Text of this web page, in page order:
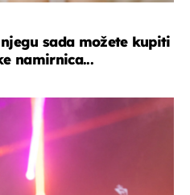
sada možete kupiti
namirnica...